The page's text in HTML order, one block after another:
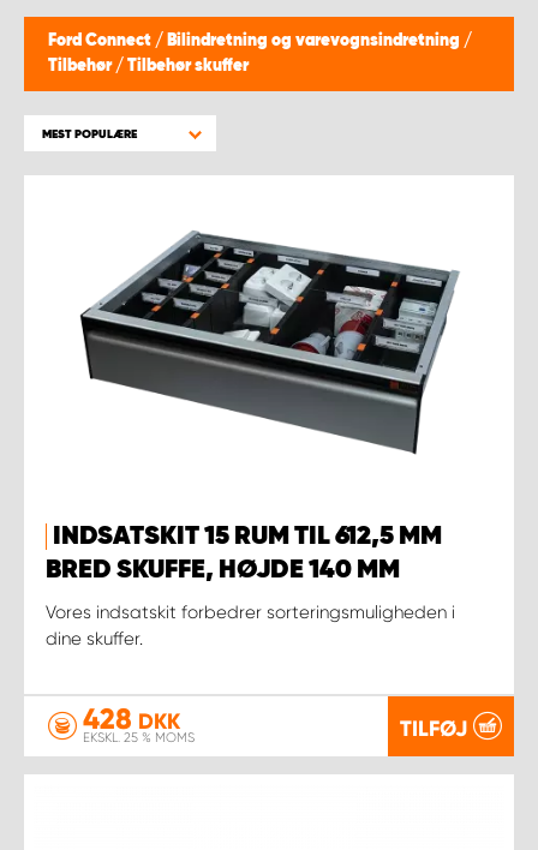
Ford Connect / Bilindretning og varevognsindretning /
Tilbehør / Tilbehør skuffer
MEST POPULÆRE
INDSATSKIT 15 RUM TIL 612,5 MM
BRED SKUFFE, HØJDE 140 MM
Vores indsatskit forbedrer sorteringsmuligheden i
dine skuffer.
428 DKK
EKSKL. 25 % MOMS TILFØJ